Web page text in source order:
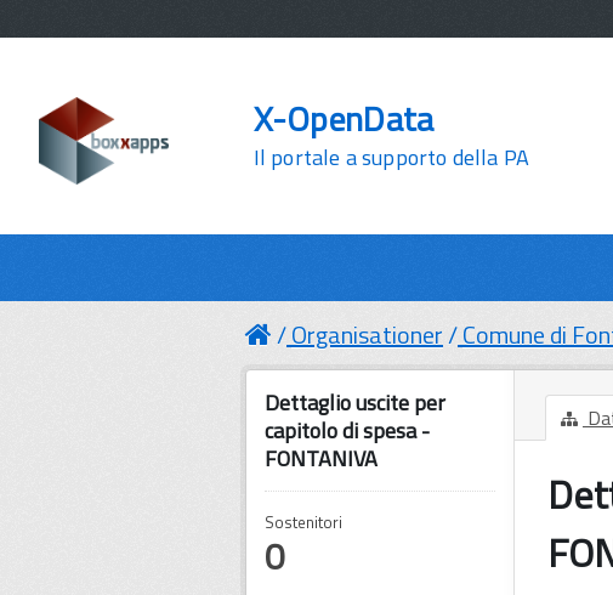
X-OpenData
Il portale a supporto della PA
Organisationer Comune di
Dettaglio uscite per
capitolo di spesa -
FONTANIVA
Sostenitori
0